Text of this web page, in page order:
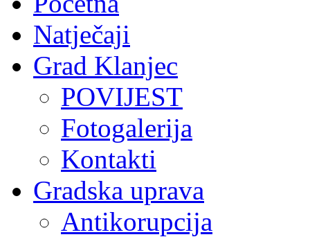
Natječaji
Grad Klanjec
POVIJEST
Fotogalerija
Kontakti
Gradska uprava
Antikorupcija